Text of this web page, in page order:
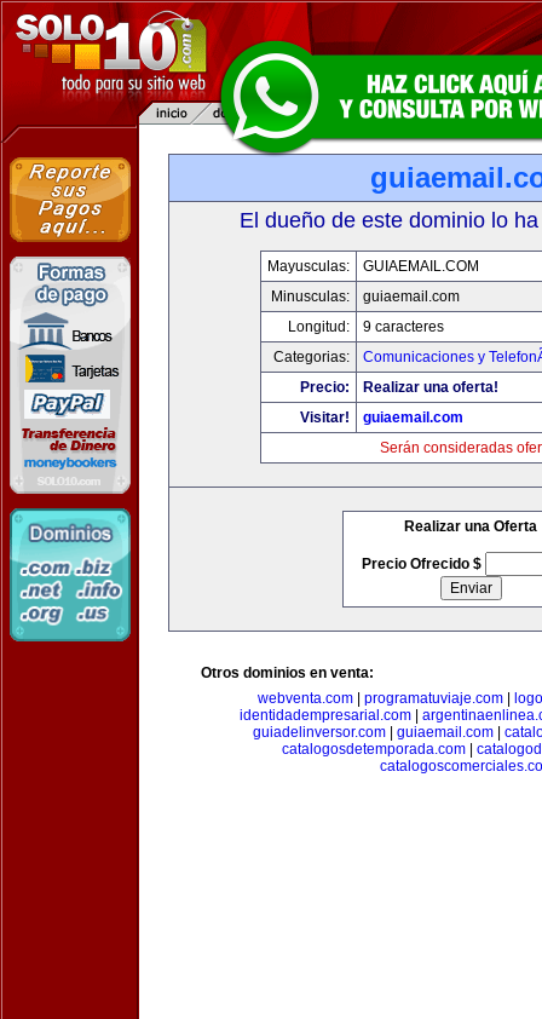
El dueño de este dominio lo
Mayusculas:
GUIAEMAIL.COM
Minusculas:
guiaemail.com
Longitud:
9 caracteres
Categorias:
Comunicaciones y
Precio:
Realizar una oferta!
Visitar!
guiaemail.com
Serán consideradas
Realizar una Oferta
Precio Ofrecido $
Otros dominios en venta:
webventa.com
programatuviaje.com
identidadempresarial.com
guiadelinversor.com| guiaemail.com|
catalogosdetemporada.com|